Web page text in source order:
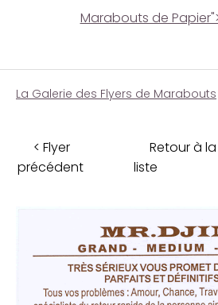
Marabouts de
La Galerie des Flyers de Marabouts
< Flyer
précédent
Retour à la
liste